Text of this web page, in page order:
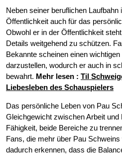
Neben seiner beruflichen
Öffentlichkeit auch für das
Obwohl er in der Öffentlichkeit
Details weitgehend zu schützen.
Bekannte scheinen einen
darzustellen, wodurch er auch in
bewahrt. Mehr lesen : Til
Liebesleben des Schauspielers
Das persönliche Leben von Pau
Gleichgewicht zwischen Arbeit
Fähigkeit, beide Bereiche zu
Fans, die mehr über Pau
dadurch erkennen, dass die